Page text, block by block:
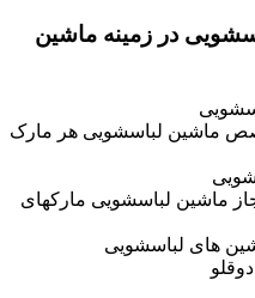
در زمینه ماشین
ماشین لباسشویی هر مارک
ماشین لباسشویی مارکهای
های لباسشویی